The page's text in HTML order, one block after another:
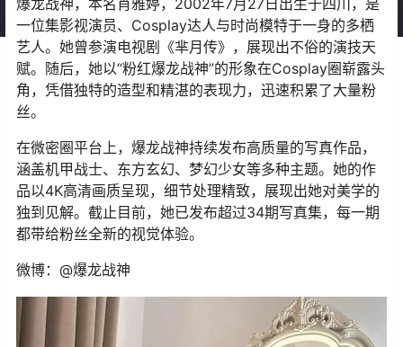
一位集影视演员、Cosplay达人与时尚模特于一身的多栖
艺人。她曾参演电视剧《芈月传》，展现出不俗的演技天
赋。随后，她以“粉红爆龙战神”的形象在Cosplay圈崭露头
角，凭借独特的造型和精湛的表现力，迅速积累了大量粉
丝。
在微密圈平台上，爆龙战神持续发布高质量的写真作品，
涵盖机甲战士、东方玄幻、梦幻少女等多种主题。她的作
品以4K高清画质呈现，细节处理精致，展现出她对美学的
独到见解。截止目前，她已发布超过34期写真集，每一期
都带给粉丝全新的视觉体验。
微博：@爆龙战神